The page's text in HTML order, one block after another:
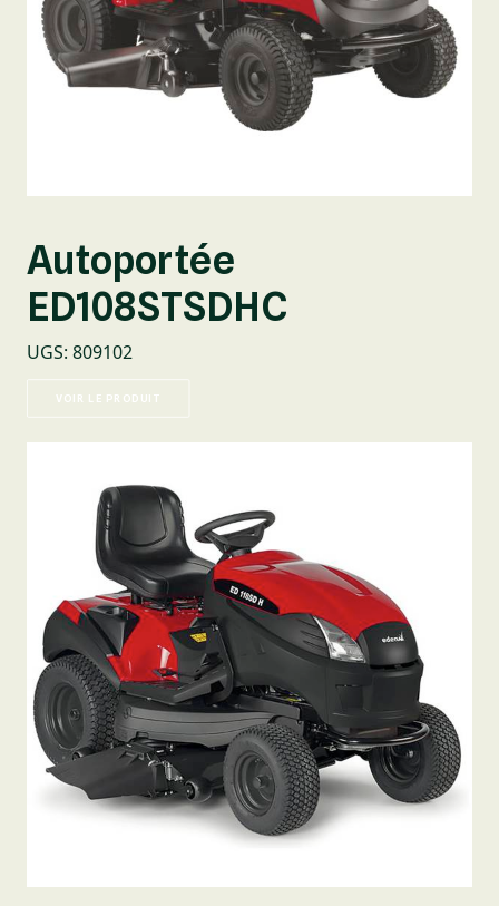
Autoportée
ED108STSDHC
UGS: 809102
VOIR LE PRODUIT